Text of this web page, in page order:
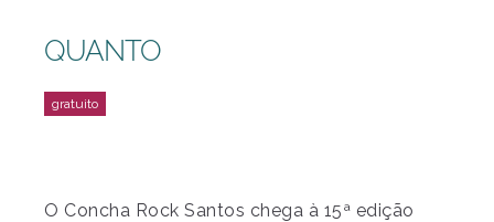
QUANTO
O Concha Rock Santos chega à 15ª edição